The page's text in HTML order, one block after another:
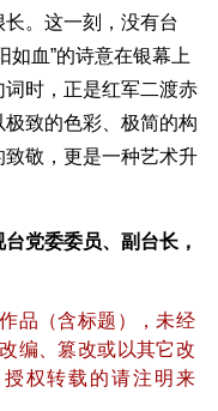
。这一刻，没有台
如血”的诗意在银幕上
时，正是红军二渡赤
致的色彩、极简的构
敬，更是一种艺术升
党委委员、副台长，
品（含标题），未经
编、篡改或以其它改
权转载的请注明来